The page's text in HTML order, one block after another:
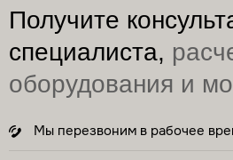
Получите
специалиста,
оборудования и
Мы перезвоним в рабочее